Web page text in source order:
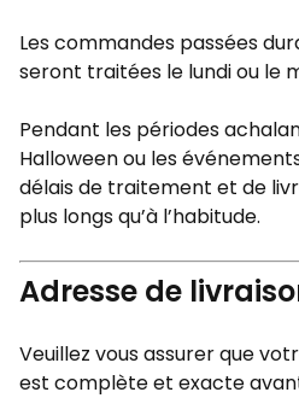
Les commandes passées
seront traitées le lundi ou le
Pendant les périodes
Halloween ou les
délais de traitement et de
plus longs qu’à l’habitude.
Adresse de
Veuillez vous assurer que
est complète et exacte